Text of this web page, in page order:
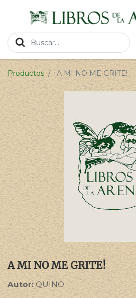
Productos A MI NO ME GRITE!
A MI NO ME GRITE!
Autor: QUINO